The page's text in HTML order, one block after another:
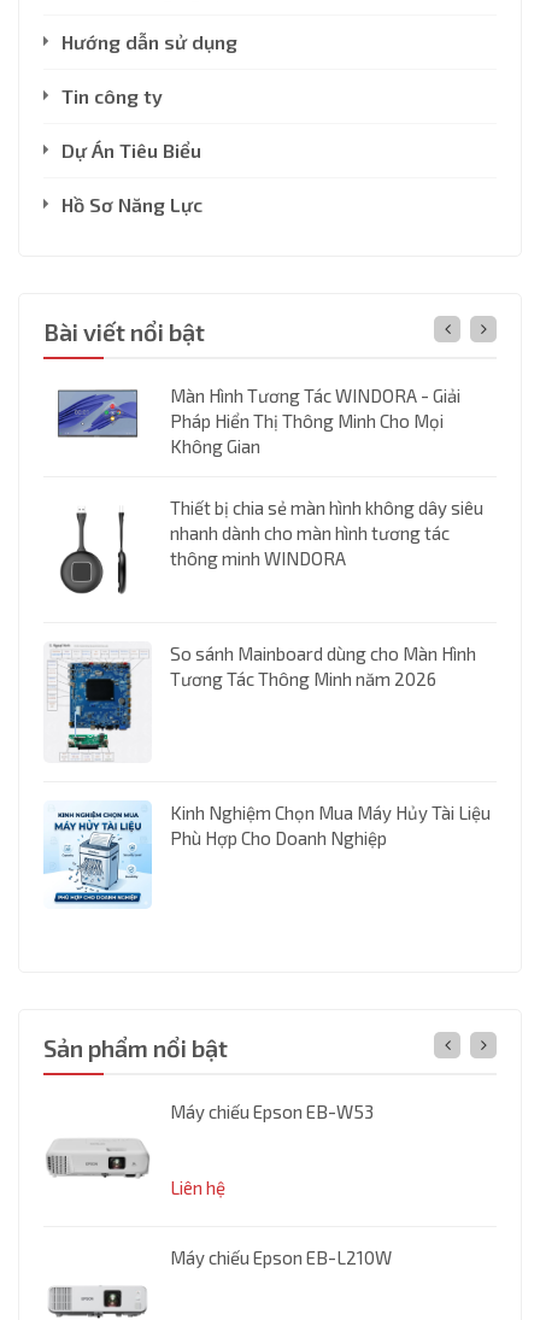
Hướng dẫn sử dụng
Tin công ty
Dự Án Tiêu Biểu
Hồ Sơ Năng Lực
Bài viết nổi bật
Màn Hình Tương Tác WINDORA - Giải
Pháp Hiển Thị Thông Minh Cho Mọi
Không Gian
Thiết bị chia sẻ màn hình không dây siêu
nhanh dành cho màn hình tương tác
thông minh WINDORA
So sánh Mainboard dùng cho Màn Hình
Tương Tác Thông Minh năm 2026
Kinh Nghiệm Chọn Mua Máy Hủy Tài Liệu
Phù Hợp Cho Doanh Nghiệp
Sản phẩm nổi bật
Máy chiếu Epson EB-W53
Liên hệ
Máy chiếu Epson EB-L210W